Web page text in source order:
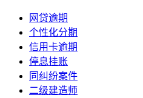
网贷逾期
个性化分期
信用卡逾期
停息挂账
同纠纷案件
二级建造师